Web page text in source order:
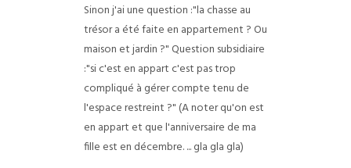
Sinon j'ai une question :"la chasse au
trésor a été faite en appartement ? Ou
maison et jardin ?"Question subsidiaire
:"si c'est en appart c'est pas trop
compliqué à gérer compte tenu de
l'espace restreint ?" (A noter qu'on est
en appart et que l'anniversaire de ma
fille est en décembre. ... gla gla gla)